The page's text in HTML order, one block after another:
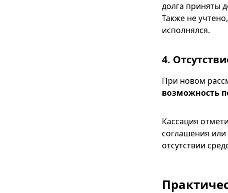
долга приняты
Также не
исполнялся.
4.
При новом
возможность
Кассация
соглашения или
отсутствии